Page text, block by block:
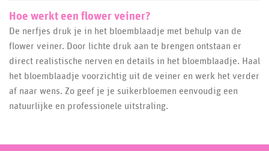
Hoe werkt een flower veiner?
De nerfjes druk je in het bloemblaadje met behulp van de
flower veiner. Door lichte druk aan te brengen ontstaan er
direct realistische nerven en details in het bloemblaadje. Haal
het bloemblaadje voorzichtig uit de veiner en werk het verder
af naar wens. Zo geef je je suikerbloemen eenvoudig een
natuurlijke en professionele uitstraling.